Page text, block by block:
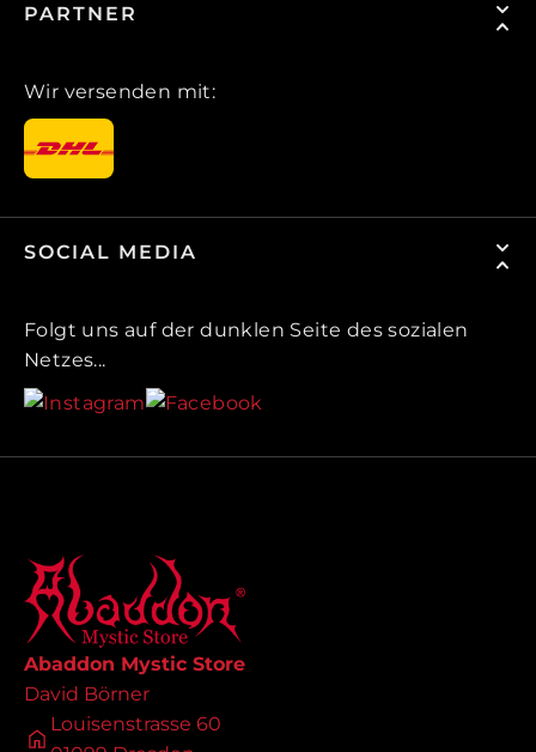
PARTNER
Wir versenden mit:
SOCIAL MEDIA
Folgt uns auf der dunklen Seite des sozialen
Netzes...
Abaddon Mystic Store
David Börner
Louisenstrasse 60